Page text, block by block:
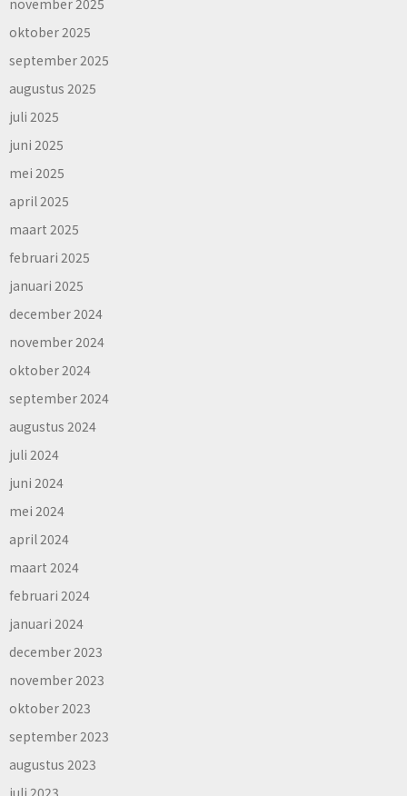
oktober 2025
september 2025
augustus 2025
juli 2025
juni 2025
mei 2025
april 2025
maart 2025
februari 2025
januari 2025
december 2024
november 2024
oktober 2024
september 2024
augustus 2024
juli 2024
juni 2024
mei 2024
april 2024
maart 2024
februari 2024
januari 2024
december 2023
november 2023
oktober 2023
september 2023
augustus 2023
juli 2023